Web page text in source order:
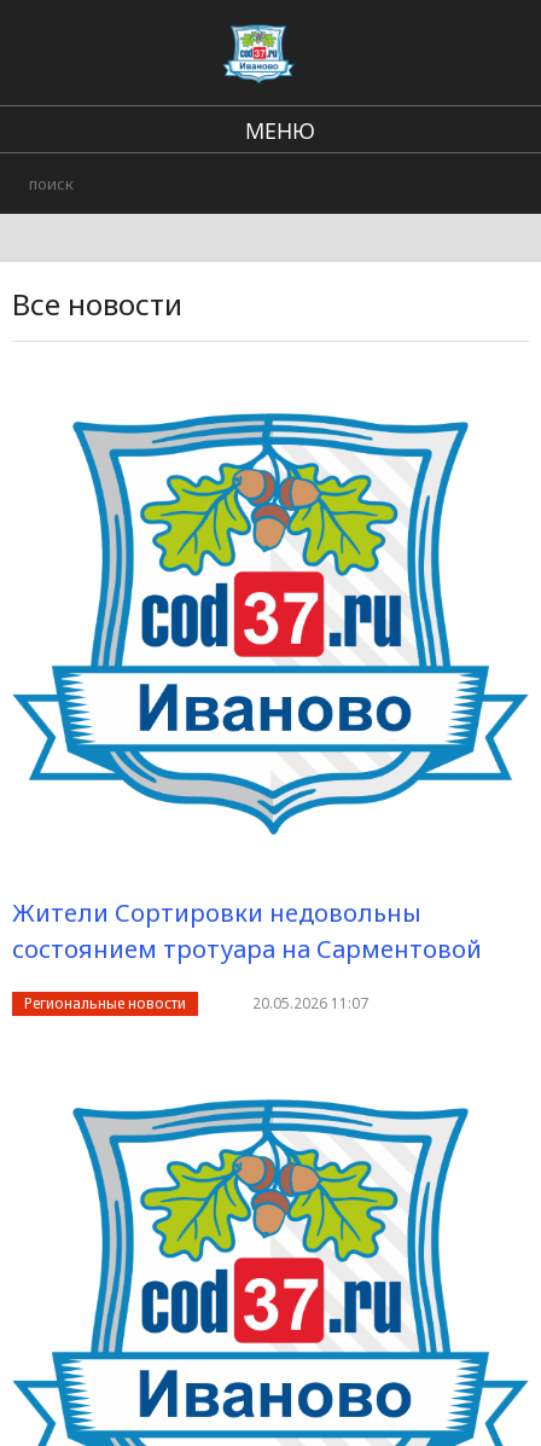
МЕНЮ
Все новости
Жители Сортировки недовольны
состоянием тротуара на Сарментовой
Региональные новости 20.05.2026 11:07